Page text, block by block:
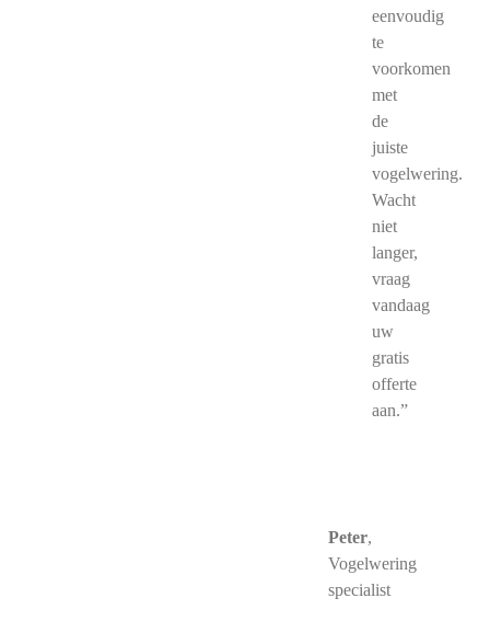
eenvoudig
te
voorkomen
met
de
juiste
vogelwering.
Wacht
niet
langer,
vraag
vandaag
uw
gratis
offerte
aan.”
Peter,
Vogelwering
specialist